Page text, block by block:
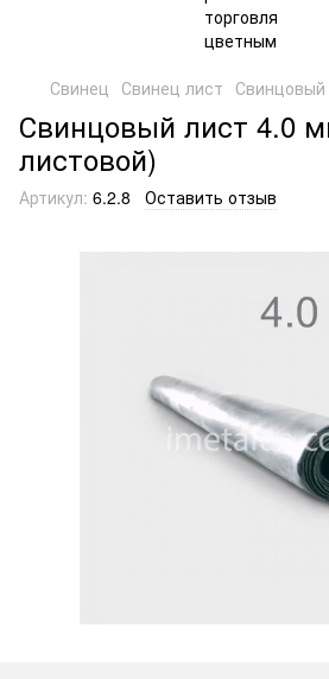
Свинец Свинец лист
Свинцовый лист 4.0
листовой)
Артикул: 6.2.8 Оставить отзыв